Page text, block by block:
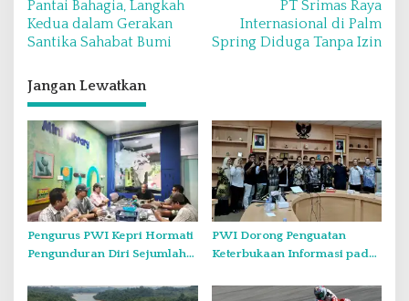
v
i
g
a
s
i
p
o
s
Pantai Bahagia, Langkah
Kedua dalam Gerakan
Santika Sahabat Bumi
PT Srimas Raya
Internasional di Palm
Spring Diduga Tanpa Izin
Jangan Lewatkan
Pengurus PWI Kepri Hormati
Pengunduran Diri Sejumlah
Administrasi dengan PWI
PWI Dorong Penguatan
Keterbukaan Informasi pada
Diskominfo Kepri